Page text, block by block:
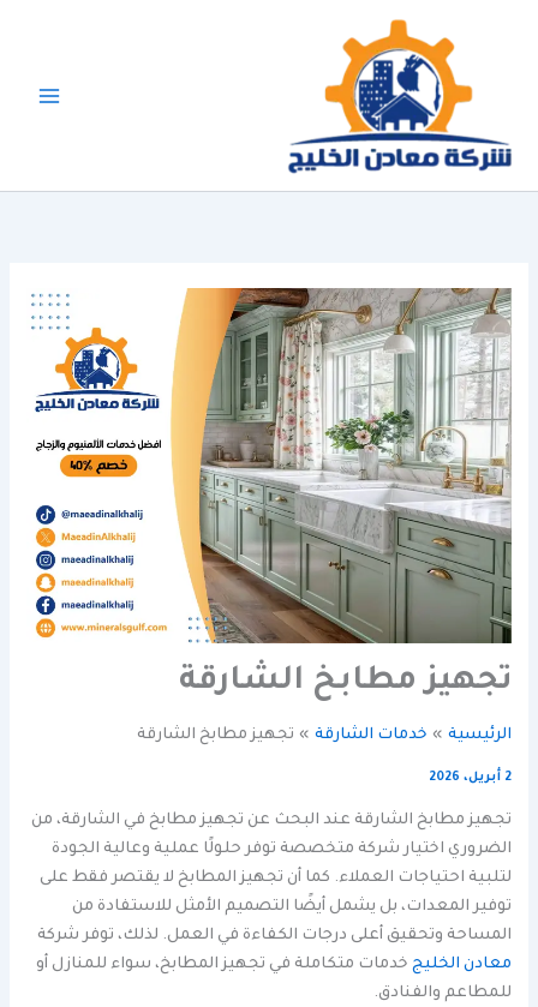
تجهيز مطابخ الشارقة
الرئيسية خدمات الشارقة تجهيز مطابخ الشارقة
2 أبريل، 2026
تجهيز مطابخ الشارقة عند البحث عن تجهيز مطابخ في الشارقة، من
الضروري اختيار شركة متخصصة توفر حلولًا عملية وعالية الجودة
لتلبية احتياجات العملاء. كما أن تجهيز المطابخ لا يقتصر فقط على
توفير المعدات، بل يشمل أيضًا التصميم الأمثل للاستفادة من
المساحة وتحقيق أعلى درجات الكفاءة في العمل. لذلك، توفر شركة
معادن الخليج خدمات متكاملة في تجهيز المطابخ، سواء للمنازل أو
للمطاعم والفنادق.